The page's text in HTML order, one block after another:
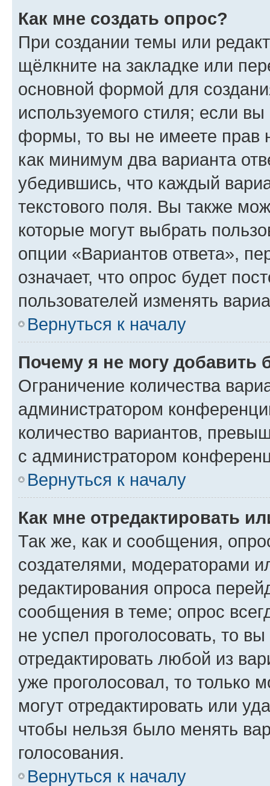
Как мне создать опрос?
При создании темы или
щёлкните на закладке или
основной формой для
используемого стиля; если
формы, то вы не имеете прав
как минимум два варианта
убедившись, что каждый
текстового поля. Вы также
которые могут выбрать
опции «Вариантов ответа»,
означает, что опрос будет
пользователей изменять
Вернуться к началу
Почему я не могу добавить
Ограничение количества
администратором
количество вариантов,
с администратором
Вернуться к началу
Как мне отредактировать
Так же, как и сообщения,
создателями, модераторами
редактирования опроса
сообщения в теме; опрос
не успел проголосовать, то
отредактировать любой из
уже проголосовал, то только
могут отредактировать или
чтобы нельзя было менять
голосования.
Вернуться к началу